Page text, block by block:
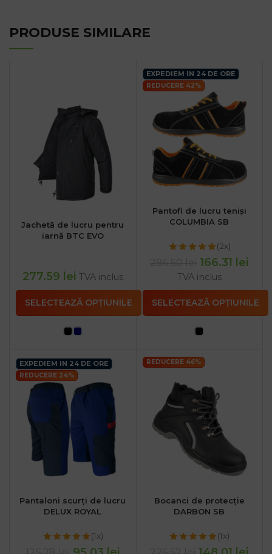
PRODUSE SIMILARE
Jachetă de lucru pentru
iarnă BTC EVO
277.59 lei TVA inclus
SELECTEAZĂ OPȚIUNILE
EXPEDIEM IN 24 DE ORE
REDUCERE 42%
Pantofi de lucru teniși
COLUMBIA SB
(2x)
166.31 lei
TVA inclus
SELECTEAZĂ OPȚIUNILE
EXPEDIEM IN 24 DE ORE
REDUCERE 24%
Pantaloni scurți de lucru
DELUX ROYAL
(1x)
REDUCERE 46%
Bocanci de protecție
DARBON SB
(1x)